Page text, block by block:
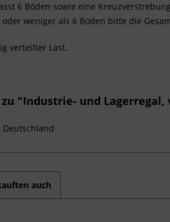
6 Böden sowie eine
weniger als 6 Böden bitte die
verteilter Last.
"Industrie- und Lagerregal,
Deutschland
auch